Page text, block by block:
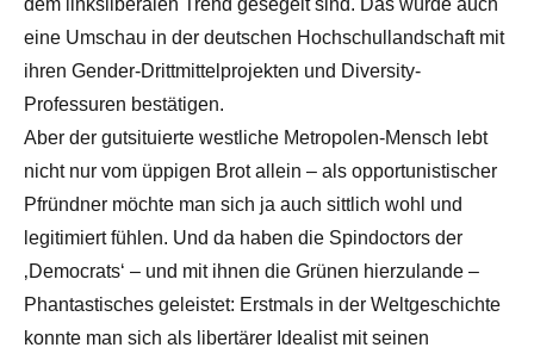
dem linksliberalen Trend gesegelt sind. Das würde auch
eine Umschau in der deutschen Hochschullandschaft mit
ihren Gender-Drittmittelprojekten und Diversity-
Professuren bestätigen.
Aber der gutsituierte westliche Metropolen-Mensch lebt
nicht nur vom üppigen Brot allein – als opportunistischer
Pfründner möchte man sich ja auch sittlich wohl und
legitimiert fühlen. Und da haben die Spindoctors der
‚Democrats‘ – und mit ihnen die Grünen hierzulande –
Phantastisches geleistet: Erstmals in der Weltgeschichte
konnte man sich als libertärer Idealist mit seinen